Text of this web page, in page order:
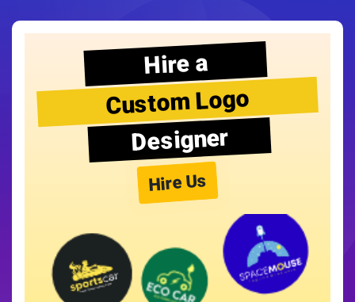
Hire a
Custom Logo
Designer
Hire Us